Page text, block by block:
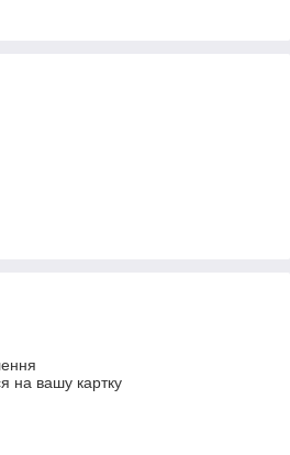
на вашу картку